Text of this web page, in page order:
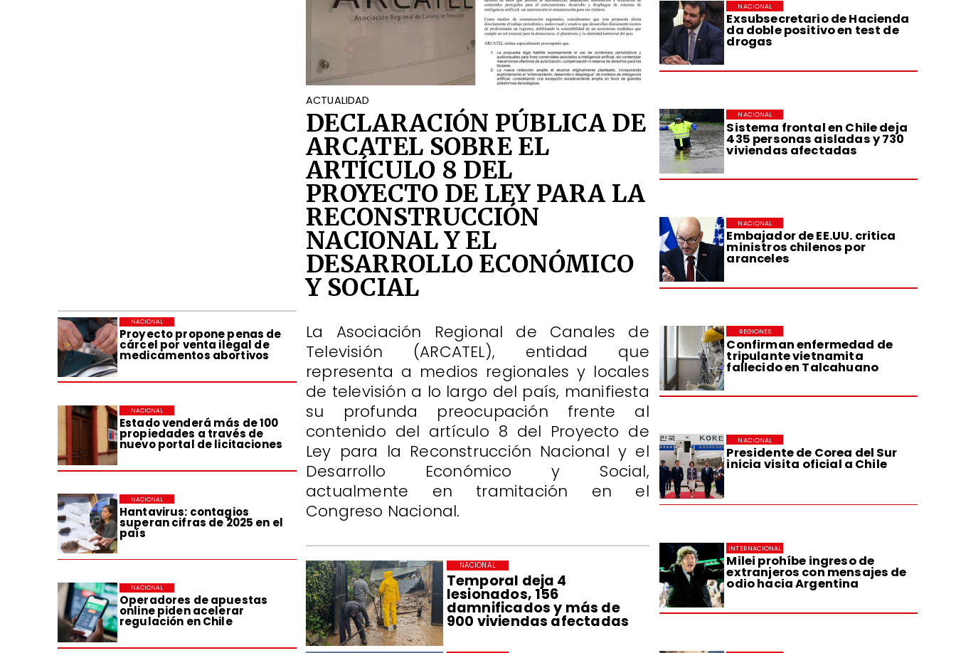
Exsubsecretario de Hacienda
da doble positivo en test de
drogas
NACIONAL
Sistema frontal en Chile deja
435 personas aisladas y 730
viviendas afectadas
NACIONAL
Embajador de EE.UU. critica
ministros chilenos por
aranceles
NACIONAL
Confirman enfermedad de
tripulante vietnamita
fallecido en Talcahuano
REGIONES
Presidente de Corea del Sur
inicia visita oficial a Chile
NACIONAL
Milei prohíbe ingreso de
extranjeros con mensajes de
odio hacia Argentina
INTERNACIONAL
Proyecto propone penas de
cárcel por venta ilegal de
medicamentos abortivos
NACIONAL
Estado venderá más de 100
propiedades a través de
nuevo portal de licitaciones
NACIONAL
Hantavirus: contagios
superan cifras de 2025 en el
país
NACIONAL
Operadores de apuestas
online piden acelerar
regulación en Chile
NACIONAL Temporal deja 4
lesionados, 156
damnificados y más de
900 viviendas afectadas
NACIONAL
ACTUALIDAD
DECLARACIÓN PÚBLICA DE
ARCATEL SOBRE EL
ARTÍCULO 8 DEL
PROYECTO DE LEY PARA LA
RECONSTRUCCIÓN
NACIONAL Y EL
DESARROLLO ECONÓMICO
Y SOCIAL
La Asociación Regional de Canales de
Televisión (ARCATEL), entidad que
representa a medios regionales y locales
de televisión a lo largo del país, manifiesta
su profunda preocupación frente al
contenido del artículo 8 del Proyecto de
Ley para la Reconstrucción Nacional y el
Desarrollo Económico y Social,
actualmente en tramitación en el
Congreso Nacional.